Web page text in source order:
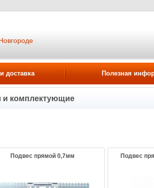
доставка Полезная
и комплектующие
Подвес прямой 0,7мм Подвес